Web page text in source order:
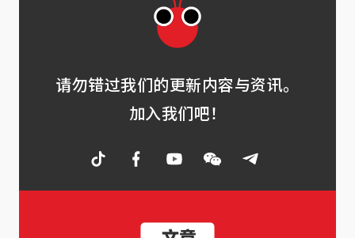
请勿错过我们的更新内容与资讯。
加入我们吧！